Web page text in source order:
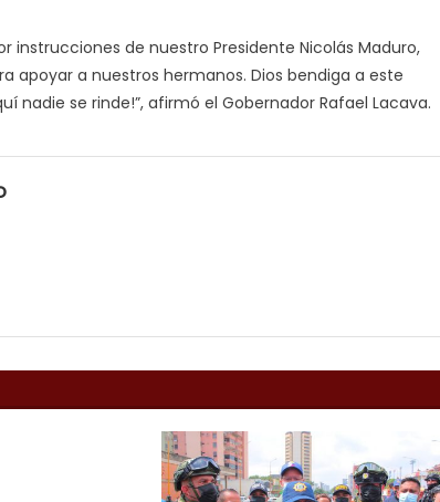
instrucciones de nuestro Presidente Nicolás Maduro,
apoyar a nuestros hermanos. Dios bendiga a este
nadie se rinde!”, afirmó el Gobernador Rafael Lacava.